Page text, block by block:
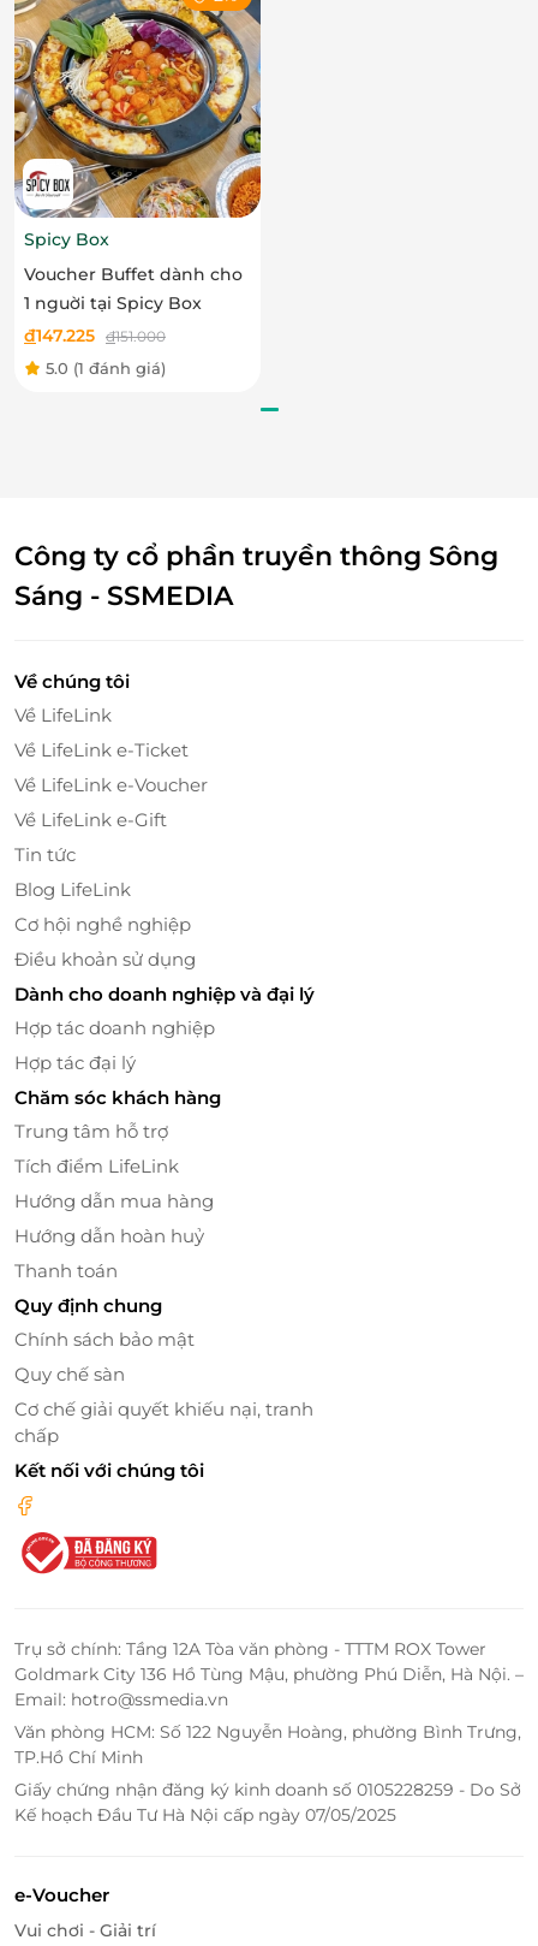
ràng của lễ hội Thái hòa quyện với nền văn hóa đa
dạng của xứ chùa Vàng, trong khi vẫn giữ được nét
tinh tế của ẩm thực Việt.
hàng.
Bật Mí Các Món "Must Try"
Thai Market với slogan “Delicious food cooked with
lots of love and care”, hứa hẹn mang đến cho quý
thiên đường ẩm thực đặc sắc của Xứ Sở Chùa Vàng
chiếm trọn trái tim của thực khách.
Thai Market sở hữu menu phong phú với nhiều món
Thái đặc trưng như lẩu Thái, cà ri Thái và các món
khai vị hấp dẫn:
Món đặc trưng nên thử: Pad Thái hải sản, gỏi đu
đủ ba khía, Tom Yum hải sản.
Khai vị hấp dẫn: Xúc xích tươi Chiangmai, chả cá
trứng bắc thảo, set món ăn đường phố, set món
chiên chợ Thái.
9+ món chính kiểu Thái: Xương khủng long, bò
nướng kiểu Thái, cá chẽm hấp xốt chanh.
Lẩu Thái 3 vị: Lẩu Chim Chum, Lẩu Tom Yum Nam
11 món Thái chay nên thử: Cơm chiên thơm chay,
Tráng miệng: Xôi xoài, chè Thái đặc trưng.
Spicy Box
Voucher Buffet dành cho
1 nguời tại Spicy Box
đ147.225 đ151.000
5.0 (1 đánh giá)
Công ty cổ phần truyền thông Sông
Sáng - SSMEDIA
Về chúng tôi
Về LifeLink
Về LifeLink e-Ticket
Về LifeLink e-Voucher
Về LifeLink e-Gift
Tin tức
Blog LifeLink
Cơ hội nghề nghiệp
Điều khoản sử dụng
Dành cho doanh nghiệp và đại lý
Hợp tác doanh nghiệp
Hợp tác đại lý
Chăm sóc khách hàng
Trung tâm hỗ trợ
Tích điểm LifeLink
Hướng dẫn mua hàng
Hướng dẫn hoàn huỷ
Thanh toán
Quy định chung
Chính sách bảo mật
Quy chế sàn
Cơ chế giải quyết khiếu nại, tranh
chấp
Kết nối với chúng tôi
Trụ sở chính: Tầng 12A Tòa văn phòng - TTTM ROX Tower
Goldmark City 136 Hồ Tùng Mậu, phường Phú Diễn, Hà Nội. –
Email: hotro@ssmedia.vn
Văn phòng HCM: Số 122 Nguyễn Hoàng, phường Bình Trưng,
TP.Hồ Chí Minh
Giấy chứng nhận đăng ký kinh doanh số 0105228259 - Do Sở
Kế hoạch Đầu Tư Hà Nội cấp ngày 07/05/2025
e-Voucher
Vui chơi - Giải trí